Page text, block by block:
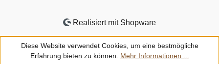
Realisiert mit Shopware
Diese Website verwendet Cookies, um eine bestmögliche
Erfahrung bieten zu können. Mehr Informationen ...